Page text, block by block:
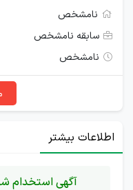
نامشخص
سابقه نامشخص
نامشخص
اطلاعات بیشتر
آگهی استخدام